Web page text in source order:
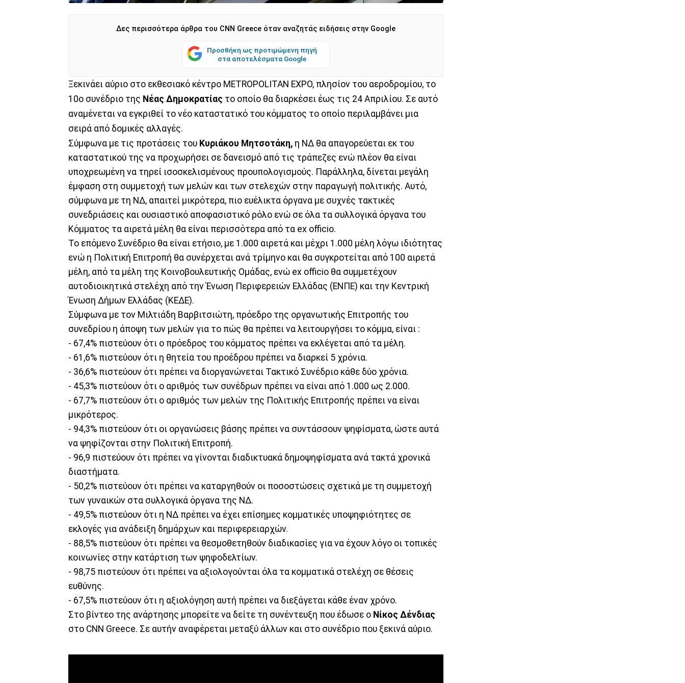
Δες περισσότερα άρθρα του CNN Greece όταν αναζητάς ειδήσεις στην Google
Προσθήκη ως προτιμώμενη πηγή
στα αποτελέσματα Google
Ξεκινάει αύριο στο εκθεσιακό κέντρο ΜETROPOLITAN EXPO, πλησίον του αεροδρομίου, το
10ο συνέδριο της Νέας Δημοκρατίας το οποίο θα διαρκέσει έως τις 24 Απριλίου. Σε αυτό
αναμένεται να εγκριθεί το νέο καταστατικό του κόμματος το οποίο περιλαμβάνει μια
σειρά από δομικές αλλαγές.
Σύμφωνα με τις προτάσεις του Κυριάκου Μητσοτάκη, η ΝΔ θα απαγορεύεται εκ του
καταστατικού της να προχωρήσει σε δανεισμό από τις τράπεζες ενώ πλέον θα είναι
υποχρεωμένη να τηρεί ισοσκελισμένους προυπολογισμούς. Παράλληλα, δίνεται μεγάλη
έμφαση στη συμμετοχή των μελών και των στελεχών στην παραγωγή πολιτικής. Αυτό,
σύμφωνα με τη ΝΔ, απαιτεί μικρότερα, πιο ευέλικτα όργανα με συχνές τακτικές
συνεδριάσεις και ουσιαστικό αποφασιστικό ρόλο ενώ σε όλα τα συλλογικά όργανα του
Κόμματος τα αιρετά μέλη θα είναι περισσότερα από τα ex officio.
Το επόμενο Συνέδριο θα είναι ετήσιο, με 1.000 αιρετά και μέχρι 1.000 μέλη λόγω ιδιότητας
ενώ η Πολιτική Επιτροπή θα συνέρχεται ανά τρίμηνο και θα συγκροτείται από 100 αιρετά
μέλη, από τα μέλη της Κοινοβουλευτικής Ομάδας, ενώ ex officio θα συμμετέχουν
αυτοδιοικητικά στελέχη από την Ένωση Περιφερειών Ελλάδας (ΕΝΠΕ) και την Κεντρική
Ένωση Δήμων Ελλάδας (ΚΕΔΕ).
Σύμφωνα με τον Μιλτιάδη Βαρβιτσιώτη, πρόεδρο της οργανωτικής Επιτροπής του
συνεδρίου η άποψη των μελών για το πώς θα πρέπει να λειτουργήσει το κόμμα, είναι :
- 67,4% πιστεύουν ότι ο πρόεδρος του κόμματος πρέπει να εκλέγεται από τα μέλη.
- 61,6% πιστεύουν ότι η θητεία του προέδρου πρέπει να διαρκεί 5 χρόνια.
- 36,6% πιστεύουν ότι πρέπει να διοργανώνεται Τακτικό Συνέδριο κάθε δύο χρόνια.
- 45,3% πιστεύουν ότι ο αριθμός των συνέδρων πρέπει να είναι από 1.000 ως 2.000.
- 67,7% πιστεύουν ότι ο αριθμός των μελών της Πολιτικής Επιτροπής πρέπει να είναι
μικρότερος.
- 94,3% πιστεύουν ότι οι οργανώσεις βάσης πρέπει να συντάσσουν ψηφίσματα, ώστε αυτά
να ψηφίζονται στην Πολιτική Επιτροπή.
- 96,9 πιστεύουν ότι πρέπει να γίνονται διαδικτυακά δημοψηφίσματα ανά τακτά χρονικά
διαστήματα.
- 50,2% πιστεύουν ότι πρέπει να καταργηθούν οι ποσοστώσεις σχετικά με τη συμμετοχή
των γυναικών στα συλλογικά όργανα της ΝΔ.
- 49,5% πιστεύουν ότι η ΝΔ πρέπει να έχει επίσημες κομματικές υποψηφιότητες σε
εκλογές για ανάδειξη δημάρχων και περιφερειαρχών.
- 88,5% πιστεύουν ότι πρέπει να θεσμοθετηθούν διαδικασίες για να έχουν λόγο οι τοπικές
κοινωνίες στην κατάρτιση των ψηφοδελτίων.
- 98,75 πιστεύουν ότι πρέπει να αξιολογούνται όλα τα κομματικά στελέχη σε θέσεις
ευθύνης.
- 67,5% πιστεύουν ότι η αξιολόγηση αυτή πρέπει να διεξάγεται κάθε έναν χρόνο.
Στο βίντεο της ανάρτησης μπορείτε να δείτε τη συνέντευξη που έδωσε ο Νίκος Δένδιας
στο CNN Greece. Σε αυτήν αναφέρεται μεταξύ άλλων και στο συνέδριο που ξεκινά αύριο.